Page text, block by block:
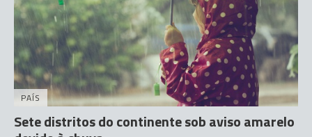
PAÍS
Sete distritos do continente sob aviso amarelo